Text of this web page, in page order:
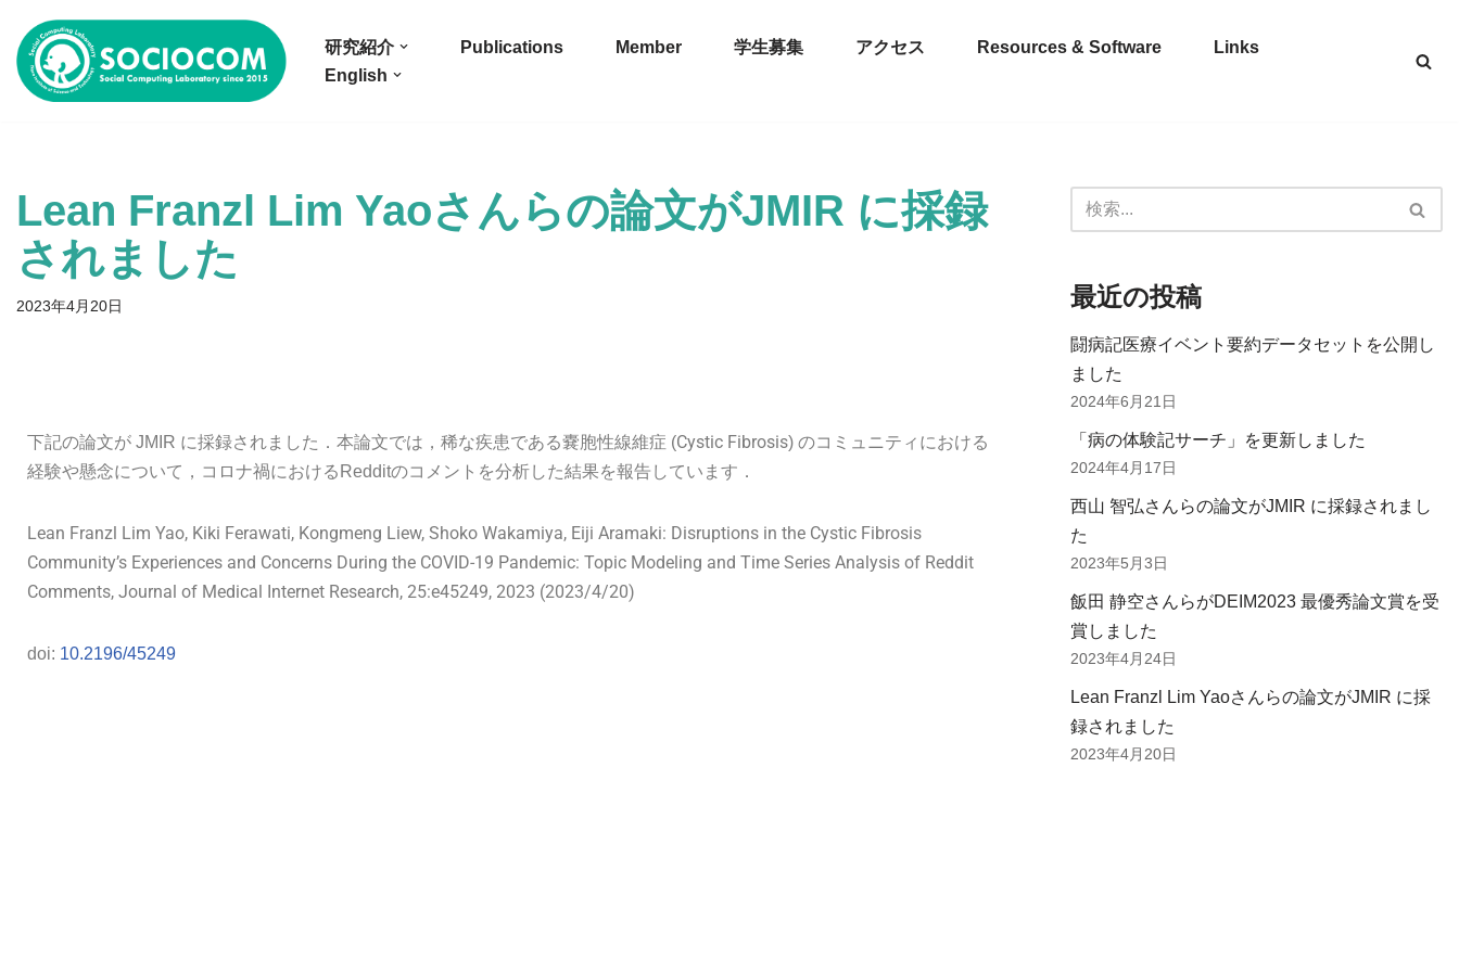
コ
ン
キ
研究紹介 Publications Member 学生募集 アクセス Resources & Software
Links
English
Lean Franzl Lim Yaoさんらの論文がJMIR に採録
されました
2023年4月20日
下記の論文が JMIR に採録されました．本論文では，稀な疾患である嚢胞性線維症 (Cystic Fibrosis) のコミュニティにおける
経験や懸念について，コロナ禍におけるRedditのコメントを分析した結果を報告しています．
Lean Franzl Lim Yao, Kiki Ferawati, Kongmeng Liew, Shoko Wakamiya, Eiji Aramaki: Disruptions in the Cystic Fibrosis
Community’s Experiences and Concerns During the COVID-19 Pandemic: Topic Modeling and Time Series Analysis of Reddit
Comments, Journal of Medical Internet Research, 25:e45249, 2023 (2023/4/20)
doi: 10.2196/45249
最近の投稿
闘病記医療イベント要約データセットを公開し
ました
2024年6月21日
「病の体験記サーチ」を更新しました
2024年4月17日
西山 智弘さんらの論文がJMIR に採録されまし
た
2023年5月3日
飯田 静空さんらがDEIM2023 最優秀論文賞を受
賞しました
2023年4月24日
Lean Franzl Lim Yaoさんらの論文がJMIR に採
録されました
2023年4月20日